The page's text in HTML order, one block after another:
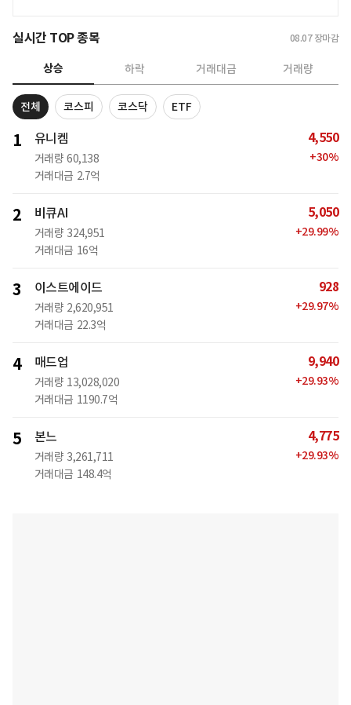
실시간 TOP 종목 08.07 장마감
상승 하락 거래대금 거래량
전체 코스피 코스닥 ETF
1 유니켐
거래량 60,138
거래대금 2.7억
4,550
+30%
2 비큐AI
거래량 324,951
거래대금 16억
5,050
+29.99%
3 이스트에이드
거래량 2,620,951
거래대금 22.3억
928
+29.97%
4 매드업
거래량 13,028,020
거래대금 1190.7억
9,940
+29.93%
5 본느
거래량 3,261,711
거래대금 148.4억
4,775
+29.93%